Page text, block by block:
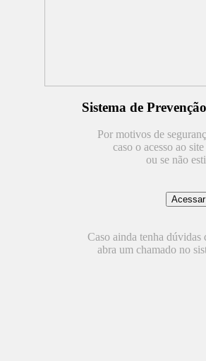
Sistema de
Por motivos de
caso o acesso ao
ou se não
Caso ainda tenha dúvidas
abra um chamado no